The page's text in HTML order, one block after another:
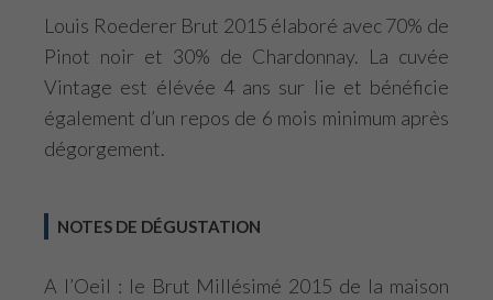
Louis Roederer Brut 2015 élaboré avec 70% de
Pinot noir et 30% de Chardonnay. La cuvée
Vintage est élévée 4 ans sur lie et bénéficie
également d’un repos de 6 mois minimum après
dégorgement.
NOTES DE DÉGUSTATION
A l’Oeil : le Brut Millésimé 2015 de la maison